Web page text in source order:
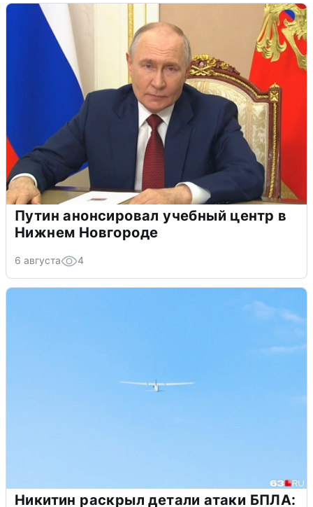
Путин анонсировал учебный центр в
Нижнем Новгороде
6 августа 4
Никитин раскрыл детали атаки БПЛА: